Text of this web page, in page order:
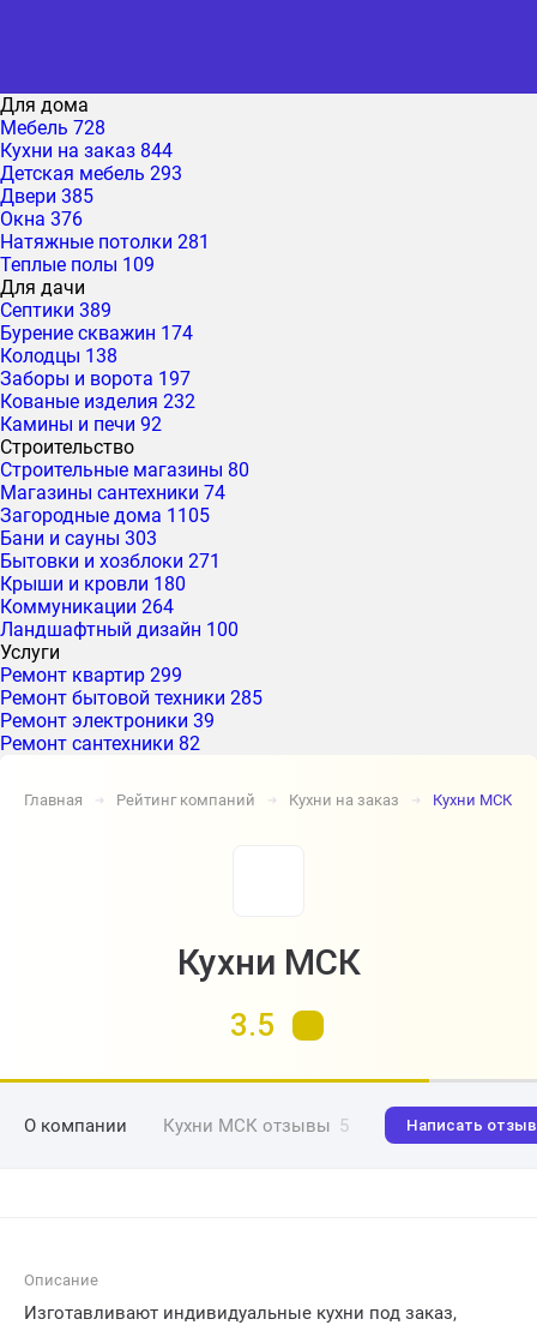
Для дома
Мебель 728
Кухни на заказ 844
Детская мебель 293
Двери 385
Окна 376
Натяжные потолки 281
Теплые полы 109
Для дачи
Септики 389
Бурение скважин 174
Колодцы 138
Заборы и ворота 197
Кованые изделия 232
Камины и печи 92
Строительство
Строительные магазины 80
Магазины сантехники 74
Загородные дома 1105
Бани и сауны 303
Бытовки и хозблоки 271
Крыши и кровли 180
Коммуникации 264
Ландшафтный дизайн 100
Услуги
Ремонт квартир 299
Ремонт бытовой техники 285
Ремонт электроники 39
Ремонт сантехники 82
Главная ➔ Рейтинг компаний ➔ Кухни на заказ ➔ Кухни МСК
Кухни МСК
3.5
О компании Кухни МСК отзывы 5 Написать отзыв
Описание
Изготавливают индивидуальные кухни под заказ,